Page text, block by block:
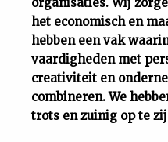
Cijfers
Tuchtrecht
het economisch en
hebben een vak
vaardigheden met
creativiteit en
combineren. We
trots en zuinig op te